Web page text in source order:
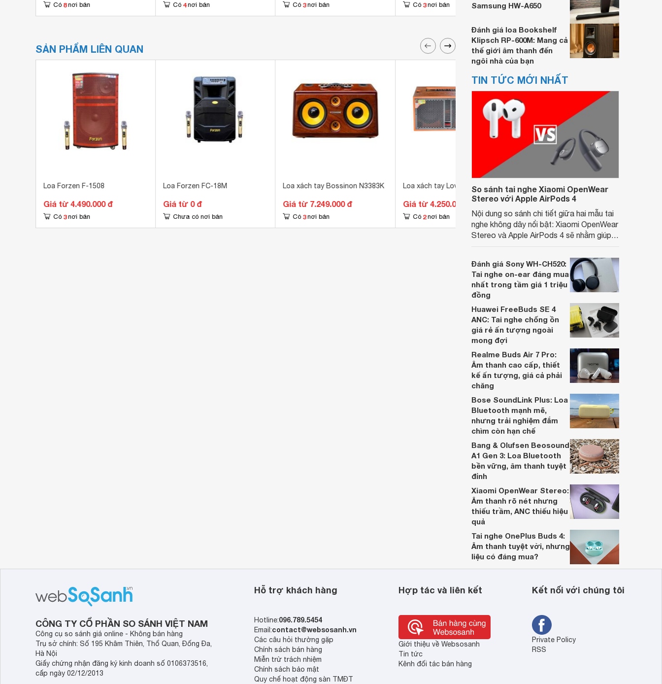
Có 8 nơi bán Có 4 nơi bán Có 3 nơi bán Có 3 nơi bán Có
SẢN PHẨM LIÊN QUAN
Loa Forzen F-1508
Giá từ 4.490.000 đ
Có 3 nơi bán
Loa Forzen FC-18M
Giá từ 0 đ
Chưa có nơi bán
Loa xách tay Bossinon N3383K
Giá từ 7.249.000 đ
Có 3 nơi bán
Loa xách tay Lovina KB206
Giá từ 4.250.000 đ
Có 2 nơi bán
Loa xách tay MTMax K03
Giá từ 795.000 đ
Có 1 nơi bán
Samsung HW-A650
Đánh giá loa Bookshelf
Klipsch RP-600M: Mang cả
thế giới âm thanh đến
ngôi nhà của bạn
TIN TỨC MỚI NHẤT
So sánh tai nghe Xiaomi OpenWear
Stereo với Apple AirPods 4
Nội dung so sánh chi tiết giữa hai mẫu tai
nghe không dây nổi bật: Xiaomi OpenWear
Stereo và Apple AirPods 4 sẽ nhằm giúp
dựa trên nhu cầu và sở thích cá nhân. Cả
hai đều là sản phẩm chất lượng cao,
nhưng hướng tới đối tượng khách hàng
khác nhau.
Đánh giá Sony WH-CH520:
Tai nghe on-ear đáng mua
nhất trong tầm giá 1 triệu
đồng
Huawei FreeBuds SE 4
ANC: Tai nghe chống ồn
giá rẻ ấn tượng ngoài
mong đợi
Realme Buds Air 7 Pro:
Âm thanh cao cấp, thiết
kế ấn tượng, giá cả phải
chăng
Bose SoundLink Plus: Loa
Bluetooth mạnh mẽ,
nhưng trải nghiệm đắm
chìm còn hạn chế
Bang & Olufsen Beosound
A1 Gen 3: Loa Bluetooth
bền vững, âm thanh tuyệt
đỉnh
Xiaomi OpenWear Stereo:
Âm thanh rõ nét nhưng
thiếu trầm, ANC thiếu hiệu
quả
Tai nghe OnePlus Buds 4:
Âm thanh tuyệt vời, nhưng
liệu có đáng mua?
CÔNG TY CỔ PHẦN SO SÁNH VIỆT NAM
Công cụ so sánh giá online - Không bán hàng
Trụ sở chính: Số 195 Khâm Thiên, Thổ Quan, Đống Đa,
Hà Nội
Giấy chứng nhận đăng ký kinh doanh số 0106373516,
cấp ngày 02/12/2013
Hỗ trợ khách hàng
Hotline:096.789.5454
Email:contact@websosanh.vn
Các câu hỏi thường gặp
Chính sách bán hàng
Miễn trừ trách nhiệm
Chính sách bảo mật
Quy chế hoạt động sàn TMĐT
Hợp tác và liên kết
Giới thiệu về Websosanh
Tin tức
Kênh đối tác bán hàng
Kết nối với chúng tôi
Private Policy
RSS